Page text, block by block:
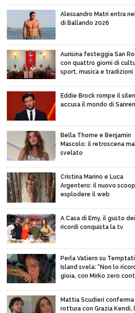
Alessandro Matri entra
di Ballando 2026
Aurisina festeggia San
con quattro giorni di
sport, musica e tradizioni
Eddie Brock rompe il
accusa il mondo di
Bella Thorne e Benjamin
Mascolo: il retroscena mai
svelato
Cristina Marino e Luca
Argentero: il nuovo
esplodere il web
A Casa di Emy, il gusto dei
ricordi conquista la tv
Perla Vatiero su
Island svela: “Non lo
gioia, con Mirko zero
Mattia Scudieri conferma
rottura con Grazia Kendi,